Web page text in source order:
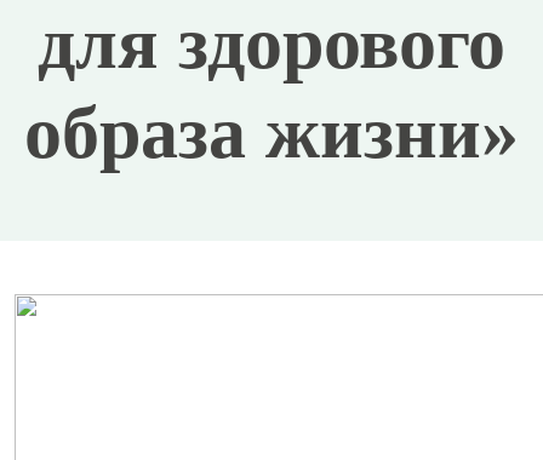
для здорового
образа жизни»